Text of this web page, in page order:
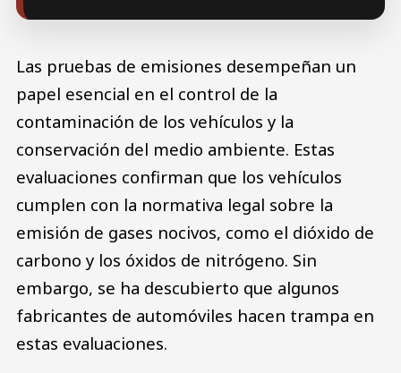
Las pruebas de emisiones desempeñan un
papel esencial en el control de la
contaminación de los vehículos y la
conservación del medio ambiente. Estas
evaluaciones confirman que los vehículos
cumplen con la normativa legal sobre la
emisión de gases nocivos, como el dióxido de
carbono y los óxidos de nitrógeno. Sin
embargo, se ha descubierto que algunos
fabricantes de automóviles hacen trampa en
estas evaluaciones.